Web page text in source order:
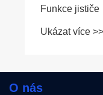
O nás